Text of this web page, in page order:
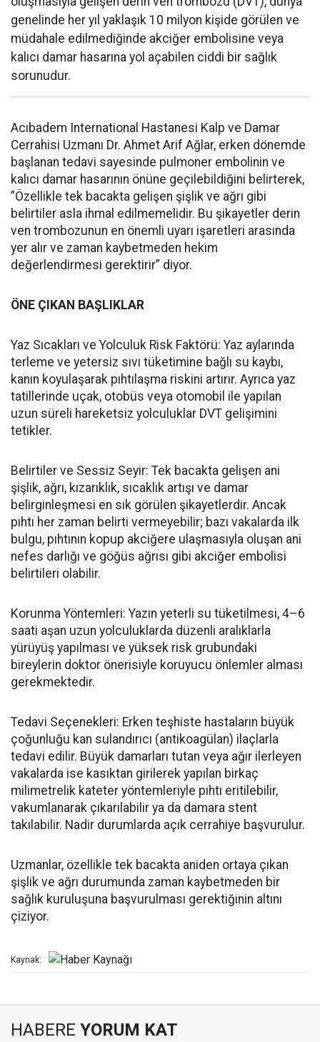
genelinde her yıl yaklaşık 10 milyon kişide görülen ve
müdahale edilmediğinde akciğer embolisine veya
kalıcı damar hasarına yol açabilen ciddi bir sağlık
sorunudur.
Acıbadem International Hastanesi Kalp ve Damar
Cerrahisi Uzmanı Dr. Ahmet Arif Ağlar, erken dönemde
başlanan tedavi sayesinde pulmoner embolinin ve
kalıcı damar hasarının önüne geçilebildiğini belirterek,
”Özellikle tek bacakta gelişen şişlik ve ağrı gibi
belirtiler asla ihmal edilmemelidir. Bu şikayetler derin
ven trombozunun en önemli uyarı işaretleri arasında
yer alır ve zaman kaybetmeden hekim
değerlendirmesi gerektirir” diyor.
ÖNE ÇIKAN BAŞLIKLAR
Yaz Sıcakları ve Yolculuk Risk Faktörü: Yaz aylarında
terleme ve yetersiz sıvı tüketimine bağlı su kaybı,
kanın koyulaşarak pıhtılaşma riskini artırır. Ayrıca yaz
tatillerinde uçak, otobüs veya otomobil ile yapılan
uzun süreli hareketsiz yolculuklar DVT gelişimini
tetikler.
Belirtiler ve Sessiz Seyir: Tek bacakta gelişen ani
şişlik, ağrı, kızarıklık, sıcaklık artışı ve damar
belirginleşmesi en sık görülen şikayetlerdir. Ancak
pıhtı her zaman belirti vermeyebilir; bazı vakalarda ilk
bulgu, pıhtının kopup akciğere ulaşmasıyla oluşan ani
nefes darlığı ve göğüs ağrısı gibi akciğer embolisi
belirtileri olabilir.
Korunma Yöntemleri: Yazın yeterli su tüketilmesi, 4–6
saati aşan uzun yolculuklarda düzenli aralıklarla
yürüyüş yapılması ve yüksek risk grubundaki
bireylerin doktor önerisiyle koruyucu önlemler alması
gerekmektedir.
Tedavi Seçenekleri: Erken teşhiste hastaların büyük
çoğunluğu kan sulandırıcı (antikoagülan) ilaçlarla
tedavi edilir. Büyük damarları tutan veya ağır ilerleyen
vakalarda ise kasıktan girilerek yapılan birkaç
milimetrelik kateter yöntemleriyle pıhtı eritilebilir,
vakumlanarak çıkarılabilir ya da damara stent
takılabilir. Nadir durumlarda açık cerrahiye başvurulur.
Uzmanlar, özellikle tek bacakta aniden ortaya çıkan
şişlik ve ağrı durumunda zaman kaybetmeden bir
sağlık kuruluşuna başvurulması gerektiğinin altını
çiziyor.
Kaynak:
HABERE YORUM KAT